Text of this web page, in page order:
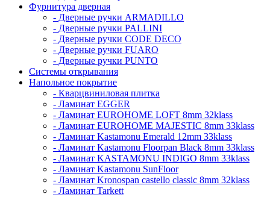
Фурнитура дверная
- Дверные ручки ARMADILLO
- Дверные ручки PALLINI
- Дверные ручки CODE DECO
- Дверные ручки FUARO
- Дверные ручки PUNTO
Системы открывания
Напольное покрытие
- Кварцвиниловая плитка
- Ламинат EGGER
- Ламинат EUROHOME LOFT 8mm 32klass
- Ламинат EUROHOME MAJESTIC 8mm 33klass
- Ламинат Kastamonu Emerald 12mm 33klass
- Ламинат Kastamonu Floorpan Black 8mm 33klass
- Ламинат KASTAMONU INDIGO 8mm 33klass
- Ламинат Kastamonu SunFloor
- Ламинат Kronospan castello classic 8mm 32klass
- Ламинат Tarkett